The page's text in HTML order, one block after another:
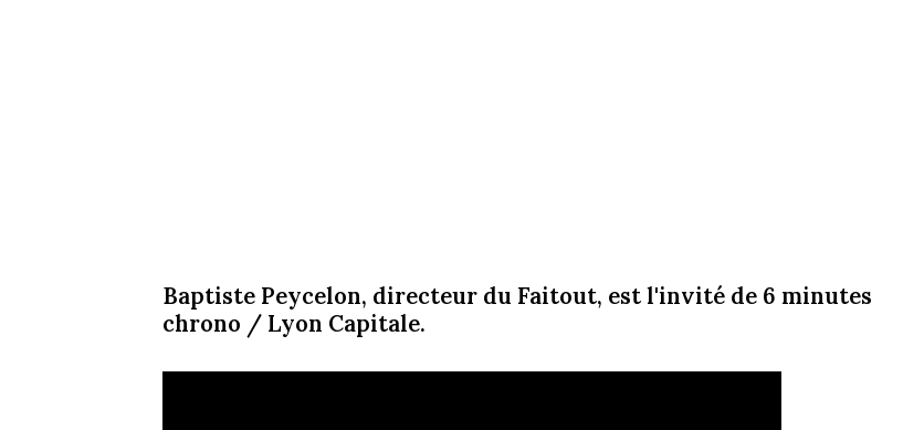
Baptiste Peycelon, directeur du Faitout, est l'invité de 6 minutes
chrono / Lyon Capitale.